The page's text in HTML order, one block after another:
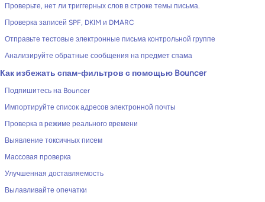
Проверьте, нет ли триггерных слов в строке темы письма.
Проверка записей SPF, DKIM и DMARC
Отправьте тестовые электронные письма контрольной группе
Анализируйте обратные сообщения на предмет спама
Как избежать спам-фильтров с помощью Bouncer
Подпишитесь на Bouncer
Импортируйте список адресов электронной почты
Проверка в режиме реального времени
Выявление токсичных писем
Массовая проверка
Улучшенная доставляемость
Вылавливайте опечатки